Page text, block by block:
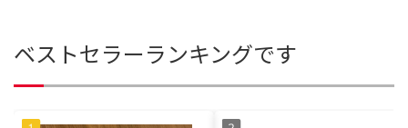
ベストセラーランキングです